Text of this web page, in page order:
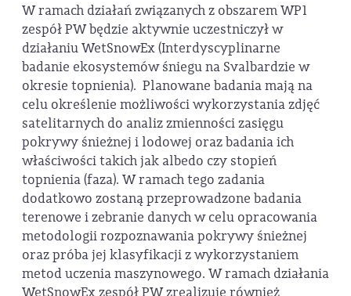
W ramach działań związanych z obszarem WP1
zespół PW będzie aktywnie uczestniczył w
działaniu WetSnowEx (Interdyscyplinarne
badanie ekosystemów śniegu na Svalbardzie w
okresie topnienia). Planowane badania mają na
celu określenie możliwości wykorzystania zdjęć
satelitarnych do analiz zmienności zasięgu
pokrywy śnieżnej i lodowej oraz badania ich
właściwości takich jak albedo czy stopień
topnienia (faza). W ramach tego zadania
dodatkowo zostaną przeprowadzone badania
terenowe i zebranie danych w celu opracowania
metodologii rozpoznawania pokrywy śnieżnej
oraz próba jej klasyfikacji z wykorzystaniem
metod uczenia maszynowego. W ramach działania
WetSnowEx zespół PW zrealizuje również